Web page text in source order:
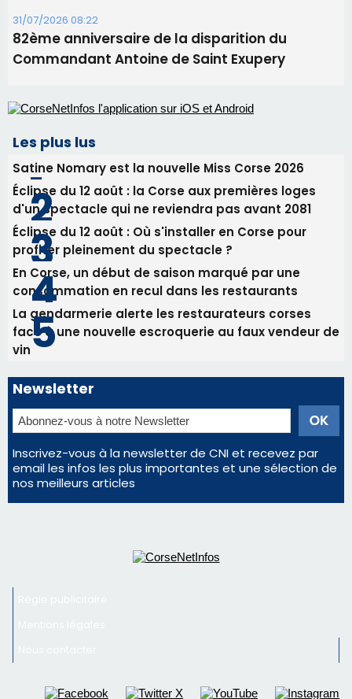
31/07/2026 08:22
82ème anniversaire de la disparition du
Commandant Antoine de Saint Exupery
Les plus lus
Satine Nomary est la nouvelle Miss Corse 2026
Éclipse du 12 août : la Corse aux premières loges
d'un spectacle qui ne reviendra pas avant 2081
Éclipse du 12 août : Où s'installer en Corse pour
profiter pleinement du spectacle ?
En Corse, un début de saison marqué par une
consommation en recul dans les restaurants
La gendarmerie alerte les restaurateurs corses
face à une nouvelle escroquerie au faux vendeur de
vin
Newsletter
Inscrivez-vous à la newsletter de CNI et recevez par
email les infos les plus importantes et une sélection de
nos meilleurs articles